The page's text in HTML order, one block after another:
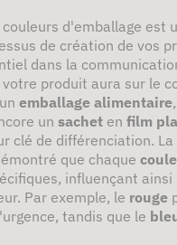
couleurs d'emballage est
de création de vos
dans la
produit aura sur le
emballage alimentaire
un sachet en film
clé de différenciation. La
que chaque
influençant ainsi
Par exemple, le rouge
tandis que le